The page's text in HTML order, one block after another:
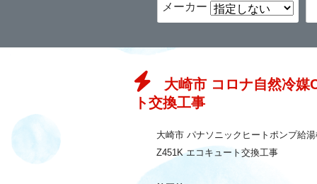
メーカー
大崎市 コロナ自然冷媒
ト交換工事
大崎市 パナソニックヒートポンプ給
Z451K エコキュート交換工事